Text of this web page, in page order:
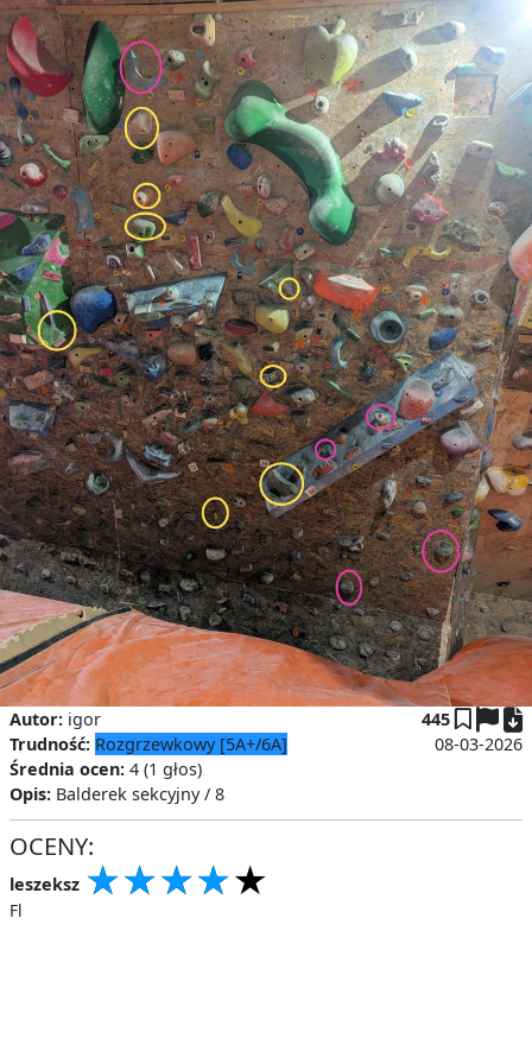
Autor: igor
Trudność: Rozgrzewkowy [5A+/6A]
Średnia ocen: 4 (1 głos)
445
08-03-2026
Opis: Balderek sekcyjny / 8
OCENY:
leszeksz ★
★★
★★★
★★★★
★★★★★
Fl